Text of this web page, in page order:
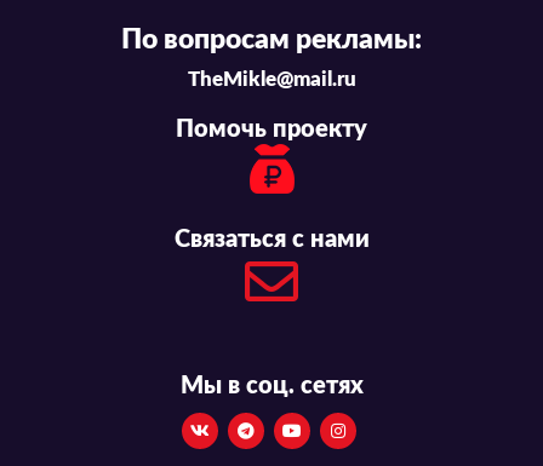
По вопросам рекламы:
TheMikle@mail.ru
Помочь проекту
Связаться с нами
Мы в соц. сетях